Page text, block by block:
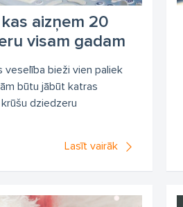
aizņem 20
visam gadam
bieži vien paliek
būtu jābūt katras
dziedzeru
Lasīt vairāk